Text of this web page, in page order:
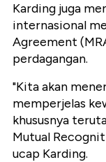
Karding juga
internasional
Agreement
perdagangan.
"Kita akan
memperjelas
khususnya
Mutual
ucap Karding.